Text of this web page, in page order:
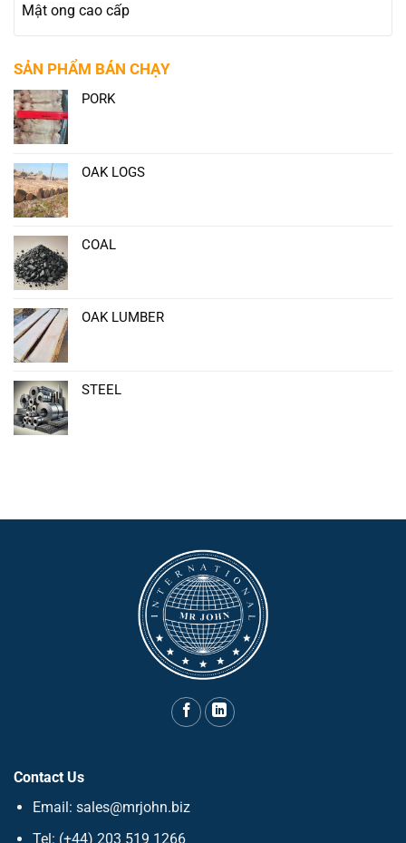
Mật ong cao cấp
SẢN PHẨM BÁN CHẠY
PORK
OAK LOGS
COAL
OAK LUMBER
STEEL
Contact Us
Email: sales@mrjohn.biz
Tel: (+44) 203 519 1266